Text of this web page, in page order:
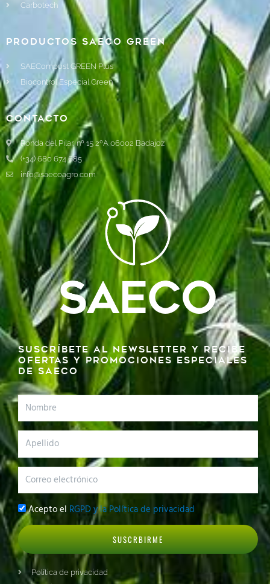
Carbotech
Productos Saeco Green
SAECompost GREEN Plus
Biocontrol Especial Green
Contacto
Ronda del Pilar, nº 15 2ºA 06002 Badajoz
(+34) 680 674 685
info@saecoagro.com
Suscríbete al newsletter y recibe
ofertas y promociones especiales
de SAECO
Nombre
electrónico
Privacidad
Acepto el RGPD y la Política de privacidad
SUSCRBIRME
Política de privacidad